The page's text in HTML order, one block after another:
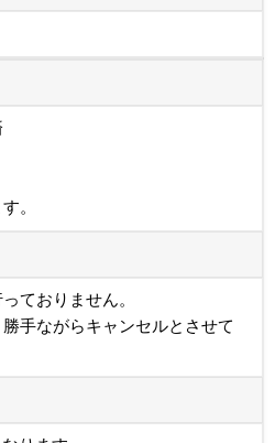
。
ておりません。
手ながらキャンセルとさせて